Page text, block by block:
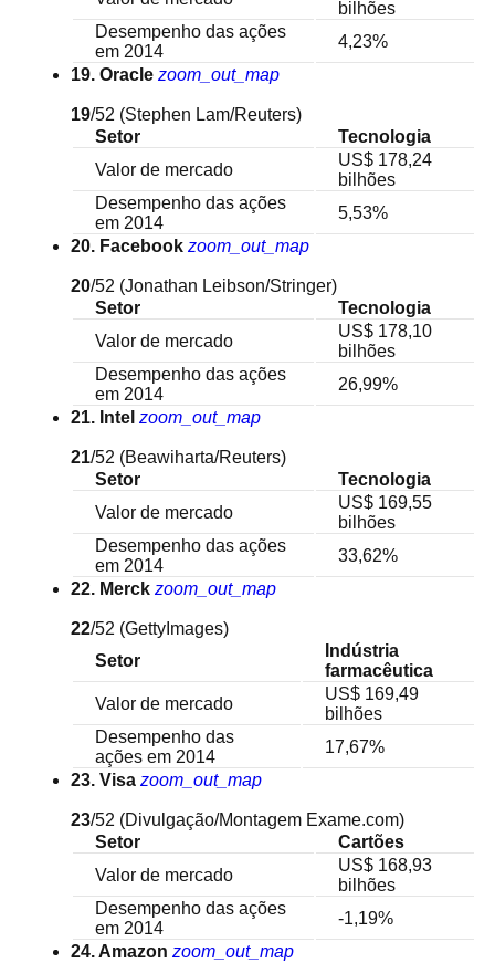
bilhões
Desempenho das ações
em 2014
4,23%
19. Oracle zoom_out_map
19/52 (Stephen Lam/Reuters)
Setor
Tecnologia
Valor de mercado
US$ 178,24
bilhões
Desempenho das ações
em 2014
5,53%
20. Facebook zoom_out_map
20/52 (Jonathan Leibson/Stringer)
Setor
Tecnologia
Valor de mercado
US$ 178,10
bilhões
Desempenho das ações
em 2014
26,99%
21. Intel zoom_out_map
21/52 (Beawiharta/Reuters)
Setor
Tecnologia
Valor de mercado
US$ 169,55
bilhões
Desempenho das ações
em 2014
33,62%
22. Merck zoom_out_map
22/52 (GettyImages)
Setor
Indústria
farmacêutica
Valor de mercado
US$ 169,49
bilhões
Desempenho das
ações em 2014
17,67%
23. Visa zoom_out_map
23/52 (Divulgação/Montagem Exame.com)
Setor
Cartões
Valor de mercado
US$ 168,93
bilhões
Desempenho das ações
em 2014
-1,19%
24. Amazon zoom_out_map